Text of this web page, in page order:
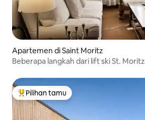
Apartemen di Saint Moritz
Beberapa langkah dari lift ski St. Moritz
Pilihan tamu terpopuler
Pilihan tamu